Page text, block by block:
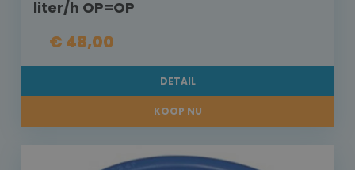
liter/h OP=OP
€ 48,00
DETAIL
KOOP NU